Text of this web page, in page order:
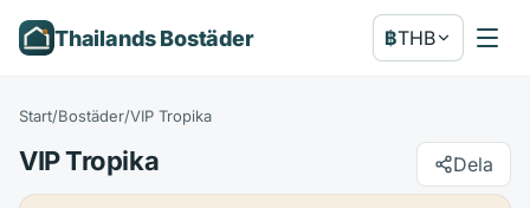
Thailands Bostäder ฿THB
Start/Bostäder/VIP Tropika
VIP Tropika Dela